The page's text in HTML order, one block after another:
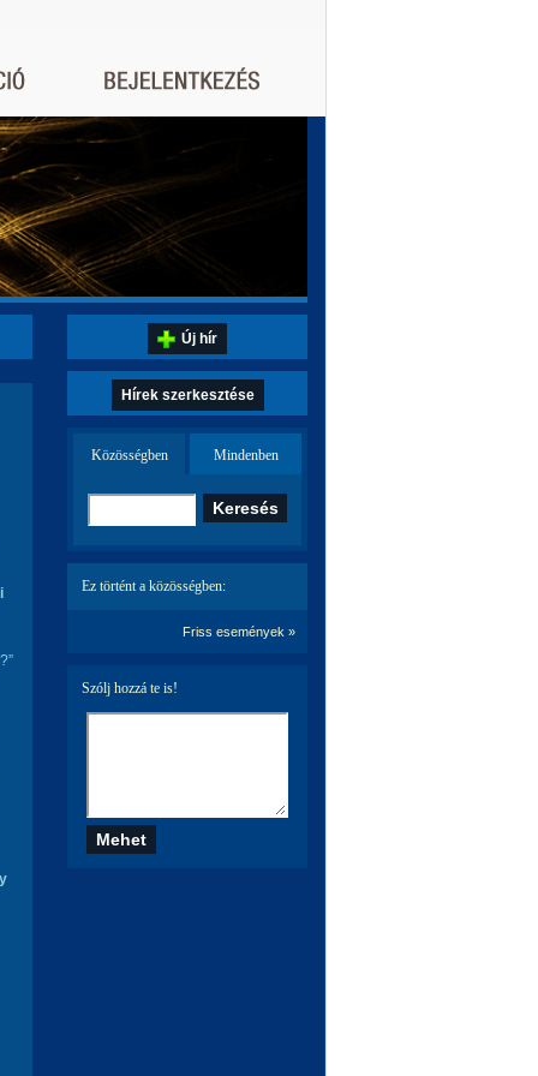
Új hír
Hírek szerkesztése
Közösségben Mindenben
Ez történt a közösségben:
Friss események »
Szólj hozzá te is!